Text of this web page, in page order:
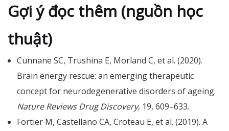
Gợi ý đọc thêm (nguồn học
thuật)
Cunnane SC, Trushina E, Morland C, et al. (2020).
Brain energy rescue: an emerging therapeutic
concept for neurodegenerative disorders of ageing.
Nature Reviews Drug Discovery, 19, 609–633.
Fortier M, Castellano CA, Croteau E, et al. (2019). A